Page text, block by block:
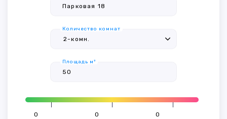
Количество комнат
Площадь м²
0 0 0